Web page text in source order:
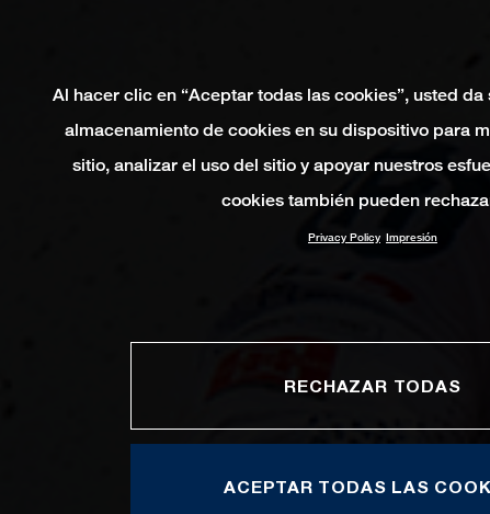
Al hacer clic en “Aceptar todas las cookies”, usted
almacenamiento de cookies en su dispositivo para
sitio, analizar el uso del sitio y apoyar nuestros
cookies también pueden
Privacy Policy Impresión
RECHAZAR TODAS
ACEPTAR TODAS LAS